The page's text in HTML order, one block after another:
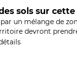
sols sur cette
un mélange de
devront